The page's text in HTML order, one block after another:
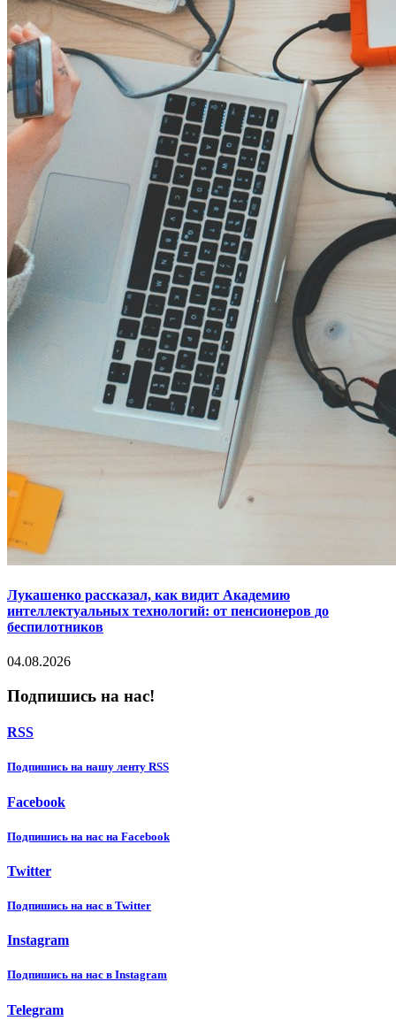
Лукашенко рассказал, как видит Академию
интеллектуальных технологий: от пенсионеров до
беспилотников
04.08.2026
Подпишись на нас!
RSS
Подпишиcь на нашу ленту RSS
Facebook
Подпишиcь на нас на Facebook
Twitter
Подпишиcь на нас в Twitter
Instagram
Подпишиcь на нас в Instagram
Telegram